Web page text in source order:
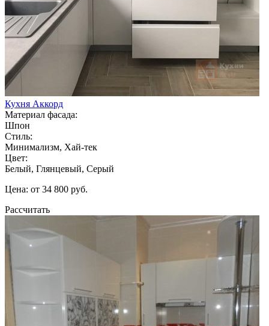
Кухня Аккорд
Материал фасада:
Шпон
Стиль:
Минимализм, Хай-тек
Цвет:
Белый, Глянцевый, Серый
Цена: от 34 800 руб.
Рассчитать